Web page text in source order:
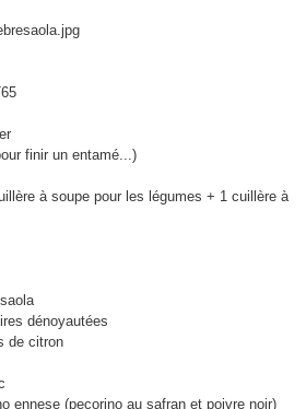
finir un entamé...)
à soupe pour les légumes + 1 cuillère à
dénoyautées
de citron
ennese (pecorino au safran et poivre noir)